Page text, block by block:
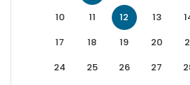
10
11 12 13
17
18 19 20
24
25 26 27